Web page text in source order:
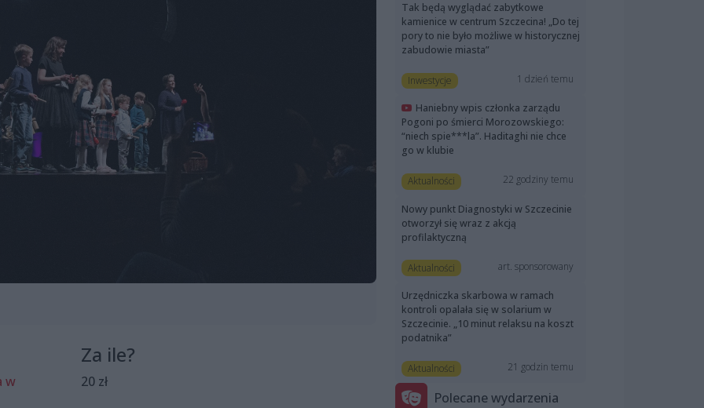
w
Za ile?
20 zł
Tak będą wyglądać zabytkowe
kamienice w centrum Szczecina! „Do tej
pory to nie było możliwe w historycznej
zabudowie miasta”
Inwestycje 1 dzień temu
Haniebny wpis członka zarządu
Pogoni po śmierci Morozowskiego:
“niech spie***la”. Haditaghi nie chce
go w klubie
Aktualności 22 godziny temu
Nowy punkt Diagnostyki w Szczecinie
otworzył się wraz z akcją
profilaktyczną
Aktualności art. sponsorowany
Urzędniczka skarbowa w ramach
kontroli opalała się w solarium w
Szczecinie. „10 minut relaksu na koszt
podatnika”
Aktualności 21 godzin temu
Polecane wydarzenia